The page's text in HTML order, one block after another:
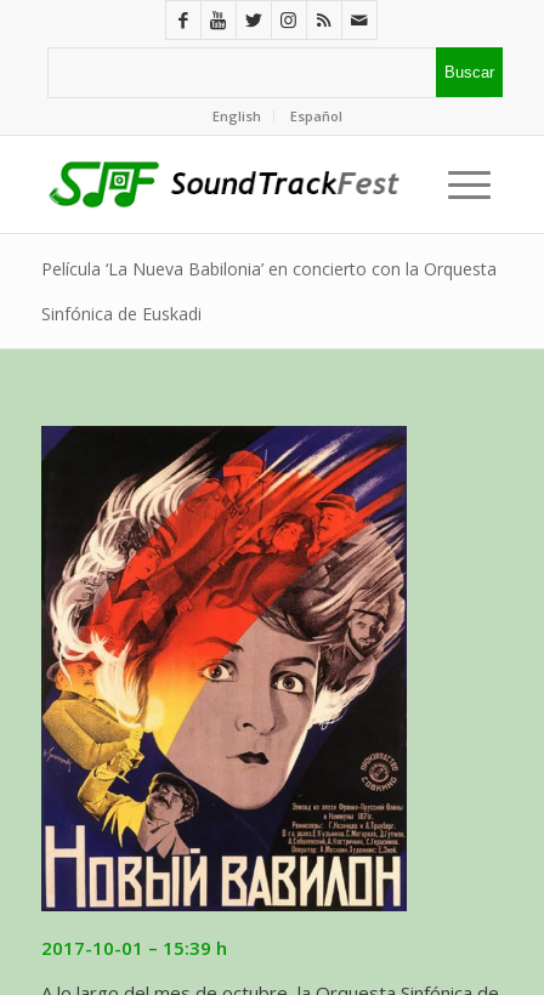
English Español
Película ‘La Nueva Babilonia’ en concierto con la Orquesta
Sinfónica de Euskadi
2017-10-01 – 15:39 h